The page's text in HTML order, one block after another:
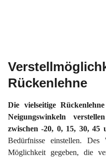
Rückenlehne
Die vielseitige
Neigungswinkeln
zwischen -20, 0, 15, 30,
Bedürfnisse einstellen.
Möglichkeit gegeben, die